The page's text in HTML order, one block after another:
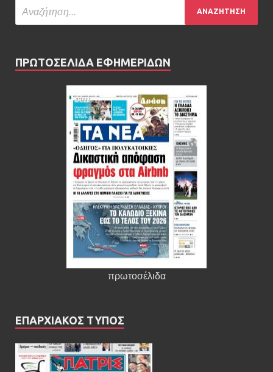
ΠΡΩΤΟΣΕΛΙΔΑ ΕΦΗΜΕΡΙΔΩΝ
πρωτοσέλιδα
ΕΠΑΡΧΙΑΚΟΣ ΤΥΠΟΣ